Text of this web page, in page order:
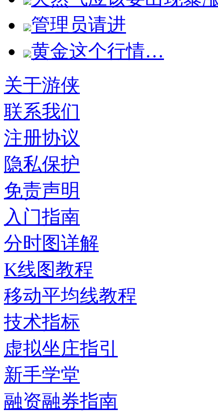
管理员请进
黄金这个行情…
关于游侠
联系我们
注册协议
隐私保护
免责声明
入门指南
分时图详解
K线图教程
移动平均线教程
技术指标
虚拟坐庄指引
新手学堂
融资融券指南